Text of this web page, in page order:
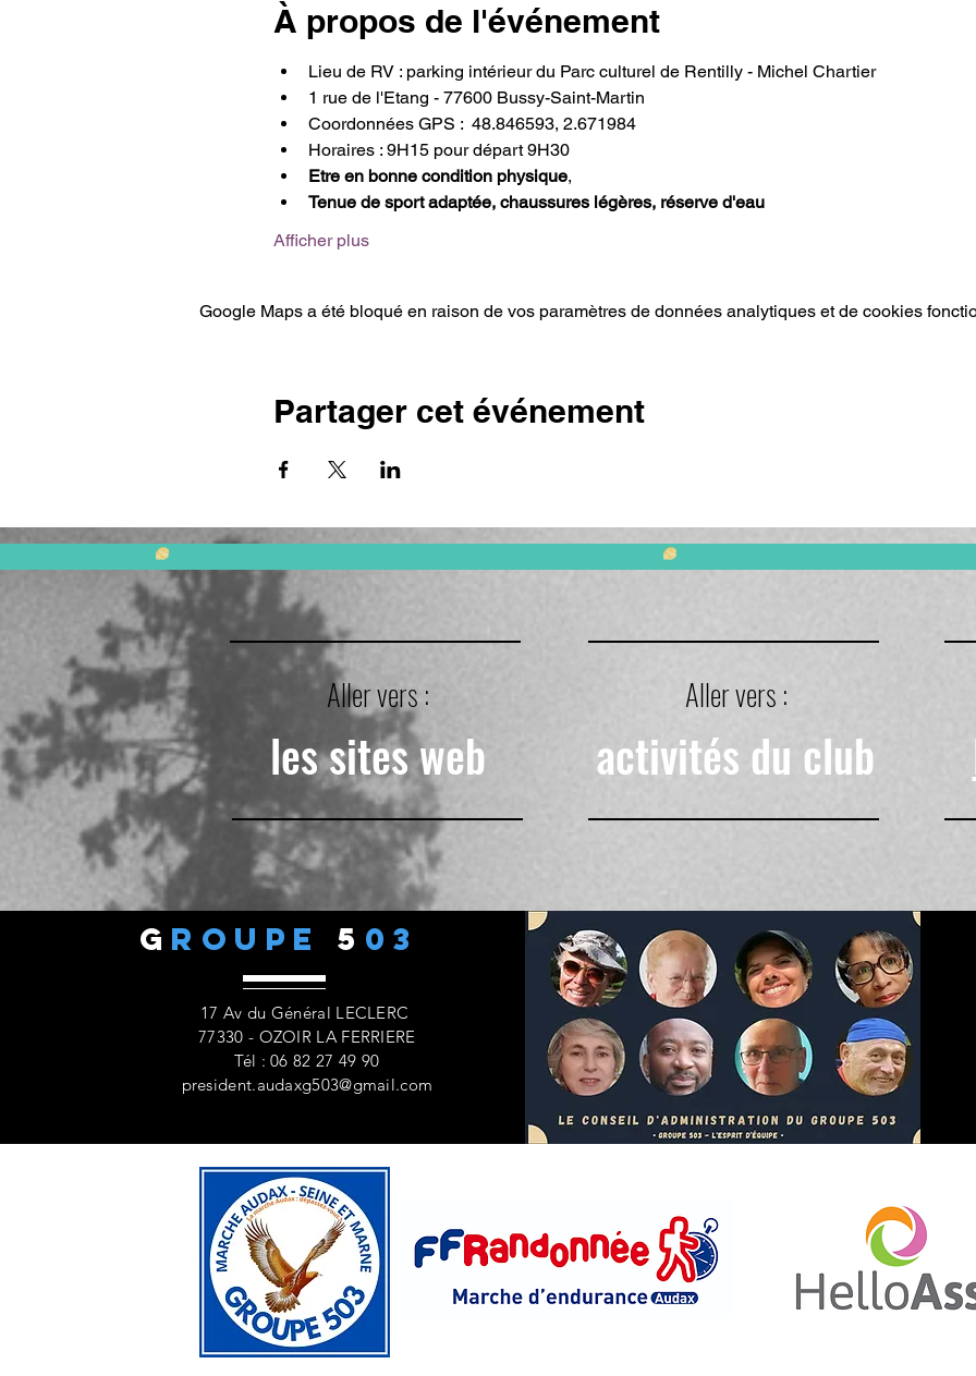
À propos de l'événement
Lieu de RV : parking intérieur du Parc culturel de Rentilly - Michel Chartier
1 rue de l'Etang - 77600 Bussy-Saint-Martin
Coordonnées GPS :  48.846593, 2.671984
Horaires : 9H15 pour départ 9H30
Etre en bonne condition physique,
Tenue de sport adaptée, chaussures légères, réserve d'eau
Afficher plus
Google Maps a été bloqué en raison de vos paramètres de données analytiques et de cookies
Partager cet événement
Aller vers :
les sites web
Aller vers :
activités du club
G ROUPE5 03
17 Av du Général LECLERC
77330 - OZOIR LA FERRIERE
Tél : 06 82 27 49 90
president.audaxg503@gmail.com